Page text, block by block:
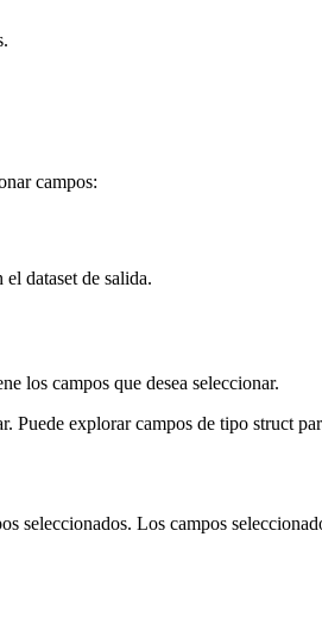
campos:
dataset de salida.
los campos que desea seleccionar.
Puede explorar campos de tipo struct
seleccionados. Los campos